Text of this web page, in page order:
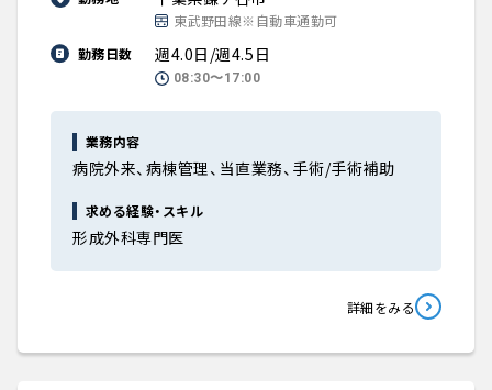
医師に役立つ取材記事東武野田線※自動車通勤可
勤務日数
週4.0日/週4.5日
08:30〜17:00
業務内容
病院外来、病棟管理、当直業務、手術/手術補助
求める経験・スキル
形成外科専門医
詳細をみる